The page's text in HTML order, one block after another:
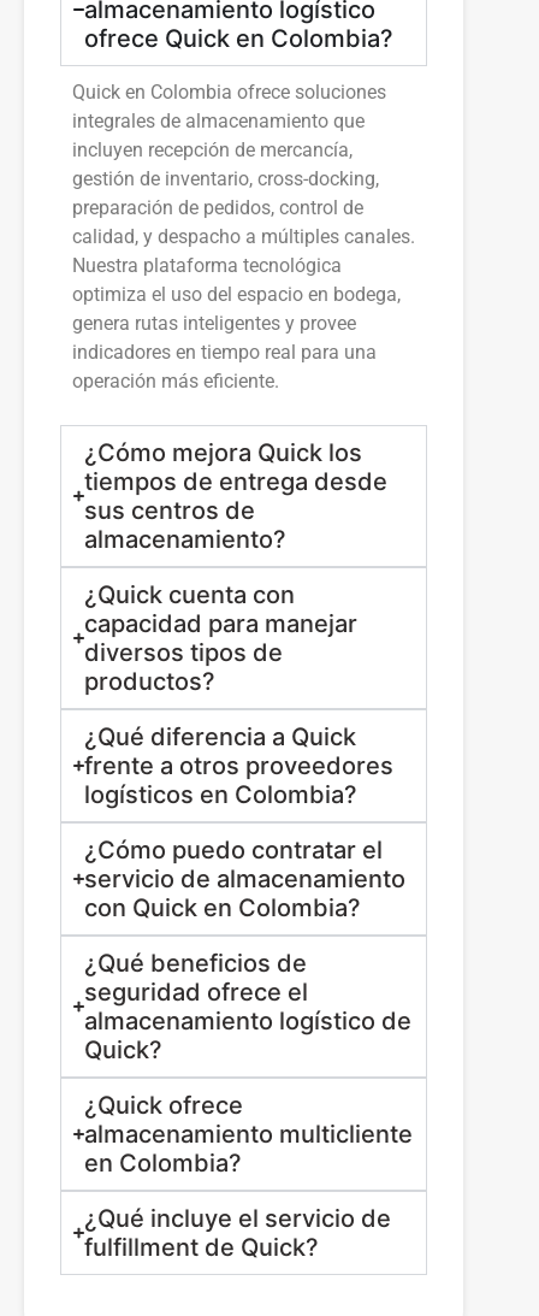
almacenamiento logístico
ofrece Quick en Colombia?
Quick en Colombia ofrece soluciones
integrales de almacenamiento que
incluyen recepción de mercancía,
gestión de inventario, cross-docking,
preparación de pedidos, control de
calidad, y despacho a múltiples canales.
Nuestra plataforma tecnológica
optimiza el uso del espacio en bodega,
genera rutas inteligentes y provee
indicadores en tiempo real para una
operación más eficiente.
¿Cómo mejora Quick los
tiempos de entrega desde
sus centros de
almacenamiento?
¿Quick cuenta con
capacidad para manejar
diversos tipos de
productos?
¿Qué diferencia a Quick
frente a otros proveedores
logísticos en Colombia?
¿Cómo puedo contratar el
servicio de almacenamiento
con Quick en Colombia?
¿Qué beneficios de
seguridad ofrece el
almacenamiento logístico de
Quick?
¿Quick ofrece
almacenamiento multicliente
en Colombia?
¿Qué incluye el servicio de
fulfillment de Quick?